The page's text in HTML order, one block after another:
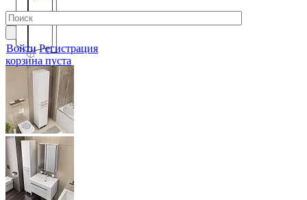
Войти Регистрация
корзина пуста